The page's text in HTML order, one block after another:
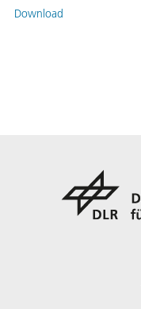
Download